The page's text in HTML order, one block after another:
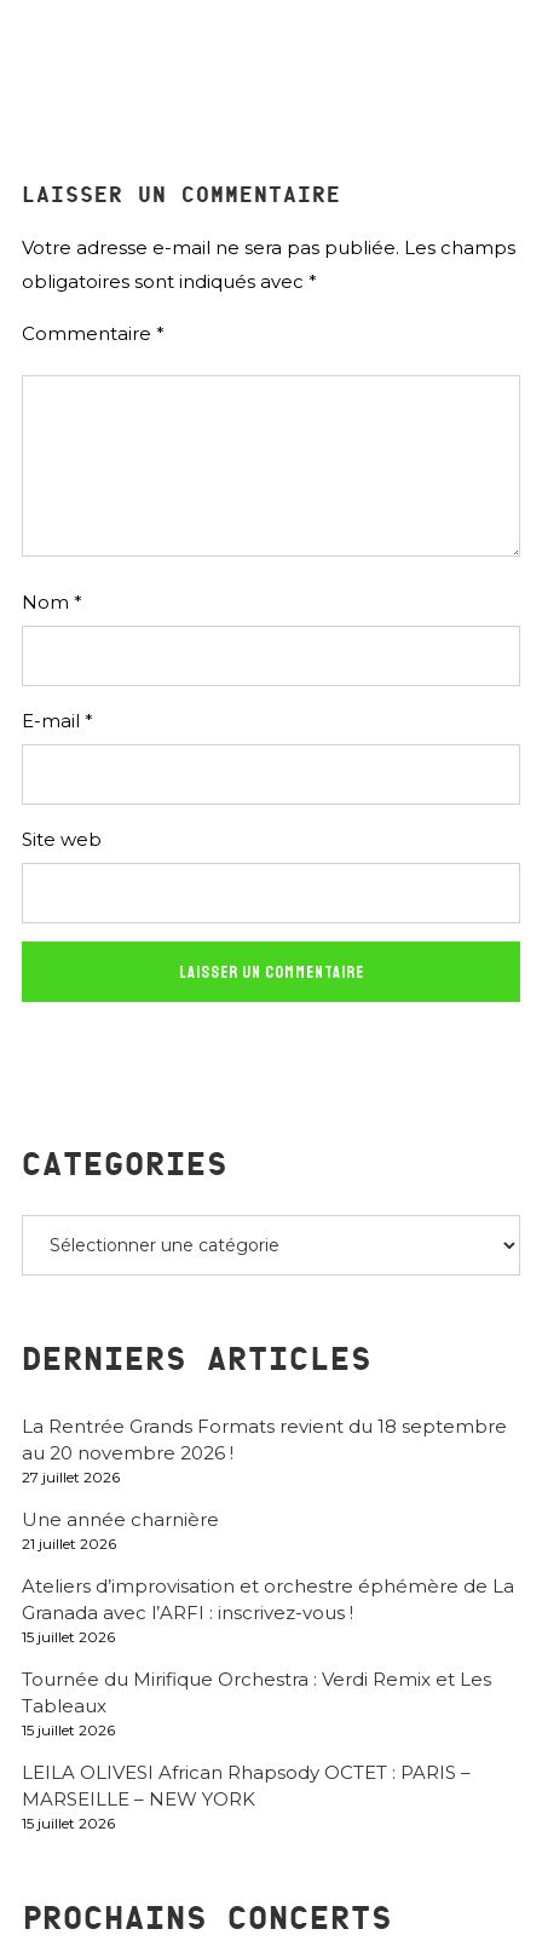
LAISSER UN COMMENTAIRE
Votre adresse e-mail ne sera pas publiée. Les champs
obligatoires sont indiqués avec *
Commentaire *
Nom *
E-mail *
Site web
CATEGORIES
DERNIERS ARTICLES
La Rentrée Grands Formats revient du 18 septembre
au 20 novembre 2026 !
27 juillet 2026
Une année charnière
21 juillet 2026
Ateliers d’improvisation et orchestre éphémère de La
Granada avec l’ARFI : inscrivez-vous !
15 juillet 2026
Tournée du Mirifique Orchestra : Verdi Remix et Les
Tableaux
15 juillet 2026
LEILA OLIVESI African Rhapsody OCTET : PARIS –
MARSEILLE – NEW YORK
15 juillet 2026
PROCHAINS CONCERTS